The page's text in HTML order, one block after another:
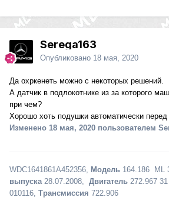
Serega163
Опубликовано 18 мая, 2020
Да охркенеть можно с некоторых решений.
А датчик в подлокотнике из за которого
при чем?
Хорошо хоть подушки автоматически
Изменено 18 мая, 2020 пользователем
WDC1641861A452356, Модель 164.186 ML
выпуска 28.07.2008, Двигатель 272.967 31
010116, Трансмиссия 722.906